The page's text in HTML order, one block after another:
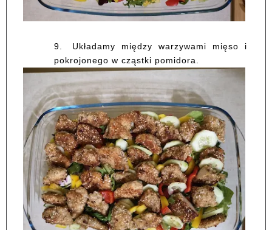
9.
Układamy między warzywami mięso i
pokrojonego w cząstki pomidora.